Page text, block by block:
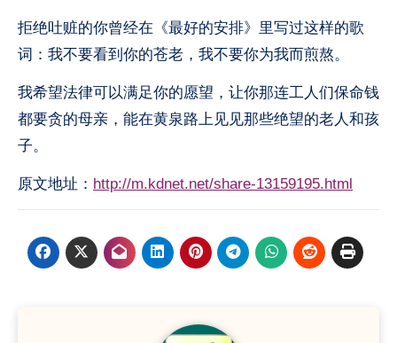
拒绝吐赃的你曾经在《最好的安排》里写过这样的歌
词：我不要看到你的苍老，我不要你为我而煎熬。
我希望法律可以满足你的愿望，让你那连工人们保命钱
都要贪的母亲，能在黄泉路上见见那些绝望的老人和孩
子。
原文地址： http://m.kdnet.net/share-13159195.html